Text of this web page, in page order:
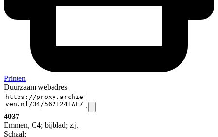
Printen
Duurzaam webadres
4037
Emmen, C4; bijblad; z.j.
Schaal: